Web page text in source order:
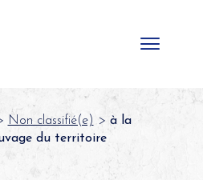
Non classifié(e) > à la
du territoire